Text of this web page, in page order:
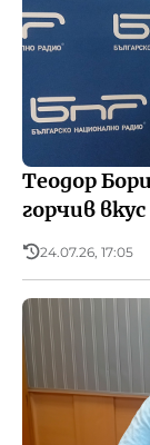
Теодор
горчив
24.07.26, 17:05